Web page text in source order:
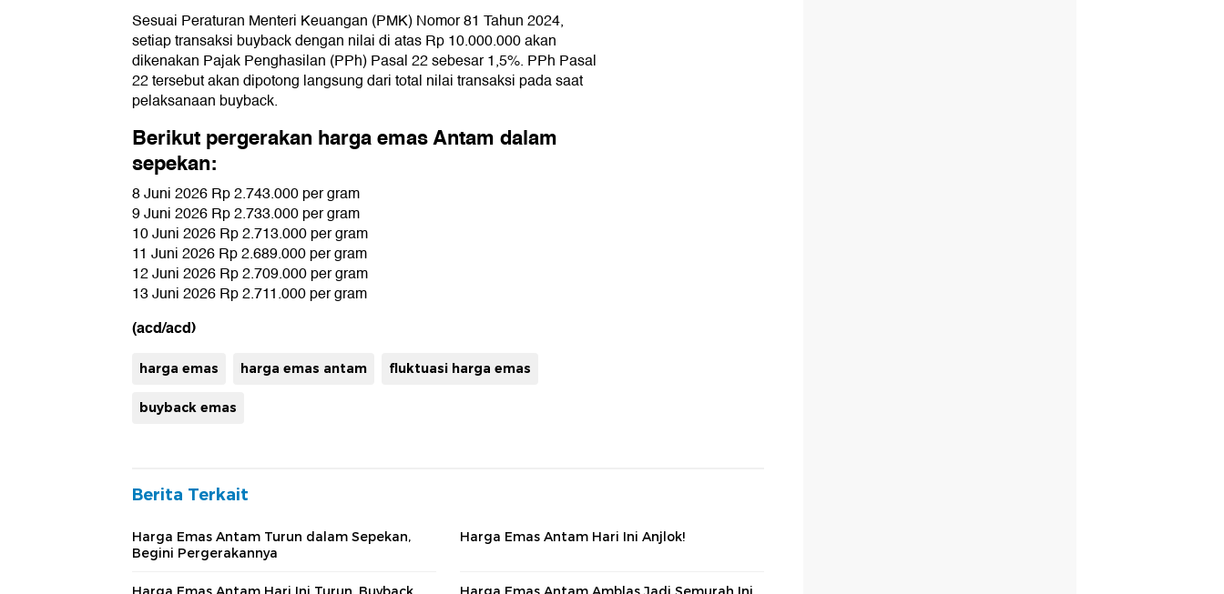
Sesuai Peraturan Menteri Keuangan (PMK) Nomor 81 Tahun 2024,
setiap transaksi buyback dengan nilai di atas Rp 10.000.000 akan
dikenakan Pajak Penghasilan (PPh) Pasal 22 sebesar 1,5%. PPh Pasal
22 tersebut akan dipotong langsung dari total nilai transaksi pada saat
pelaksanaan buyback.
Berikut pergerakan harga emas Antam dalam
sepekan:
8 Juni 2026 Rp 2.743.000 per gram
9 Juni 2026 Rp 2.733.000 per gram
10 Juni 2026 Rp 2.713.000 per gram
11 Juni 2026 Rp 2.689.000 per gram
12 Juni 2026 Rp 2.709.000 per gram
13 Juni 2026 Rp 2.711.000 per gram
(acd/acd)
harga emas harga emas antam fluktuasi harga emas
buyback emas
Berita Terkait
Harga Emas Antam Turun dalam Sepekan,
Begini Pergerakannya
Harga Emas Antam Hari Ini Anjlok!